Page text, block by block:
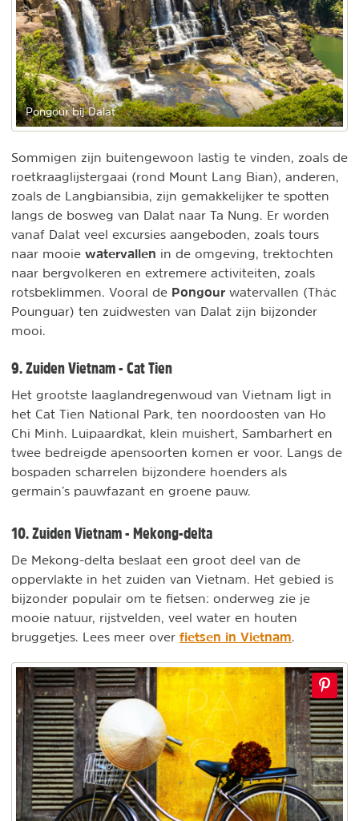
Pongour bij Dalat
Sommigen zijn buitengewoon lastig te vinden, zoals de
roetkraaglijstergaai (rond Mount Lang Bian), anderen,
zoals de Langbiansibia, zijn gemakkelijker te spotten
langs de bosweg van Dalat naar Ta Nung. Er worden
vanaf Dalat veel excursies aangeboden, zoals tours
naar mooie watervallen in de omgeving, trektochten
naar bergvolkeren en extremere activiteiten, zoals
rotsbeklimmen. Vooral de Pongour watervallen (Thác
Pounguar) ten zuidwesten van Dalat zijn bijzonder
mooi.
9. Zuiden Vietnam - Cat Tien
Het grootste laaglandregenwoud van Vietnam ligt in
het Cat Tien National Park, ten noordoosten van Ho
Chi Minh. Luipaardkat, klein muishert, Sambarhert en
twee bedreigde apensoorten komen er voor. Langs de
bospaden scharrelen bijzondere hoenders als
germain’s pauwfazant en groene pauw.
10. Zuiden Vietnam - Mekong-delta
De Mekong-delta beslaat een groot deel van de
oppervlakte in het zuiden van Vietnam. Het gebied is
bijzonder populair om te fietsen: onderweg zie je
mooie natuur, rijstvelden, veel water en houten
bruggetjes. Lees meer over fietsen in Vietnam.